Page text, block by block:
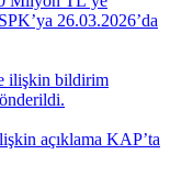
26.03.2026’da
ilişkin bildirim
açıklama KAP’ta